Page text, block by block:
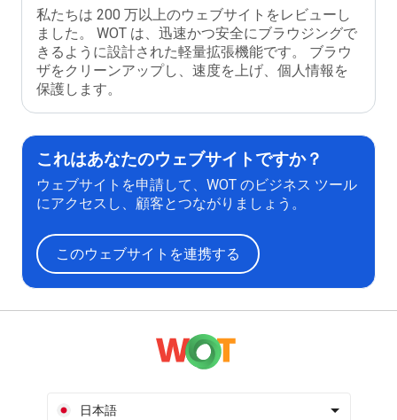
私たちは 200 万以上のウェブサイトをレビューし
ました。 WOT は、迅速かつ安全にブラウジングで
きるように設計された軽量拡張機能です。 ブラウ
ザをクリーンアップし、速度を上げ、個人情報を
保護します。
これはあなたのウェブサイトですか？
ウェブサイトを申請して、WOT のビジネス ツール
にアクセスし、顧客とつながりましょう。
このウェブサイトを連携する
日本語